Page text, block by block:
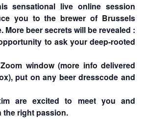
sensational live online session
you to the brewer of Brussels
More beer secrets will be revealed :
to ask your deep-rooted
window (more info delivered
put on any beer dresscode and
are excited to meet you and
the right passion.